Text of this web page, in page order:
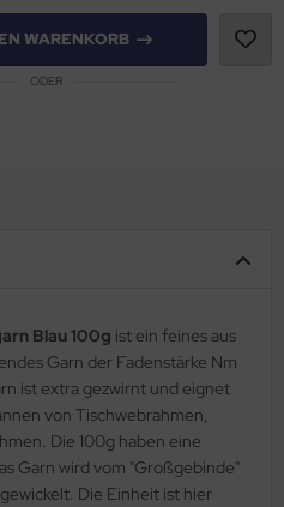
WARENKORB
ODER
Blau 100g ist ein feines aus
Garn der Fadenstärke Nm
ist extra gezwirnt und eignet
von Tischwebrahmen,
Die 100g haben eine
Garn wird vom "Großgebinde"
Die Einheit ist hier